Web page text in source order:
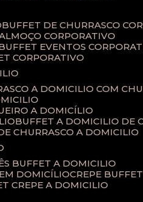
BUFFET DE CHURRASCO
ALMOÇO CORPORATIVO
BUFFET EVENTOS
CORPORATIVO
A DOMICILIO COM
A DOMICÍLIO
BUFFET A DOMICILIO DE
CHURRASCO A DOMICILIO
BUFFET A DOMICILIO
EM DOMICÍLIO
CREPE
CREPE A DOMICILIO